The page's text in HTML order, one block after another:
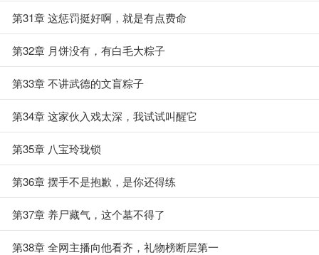
第31章 这惩罚挺好啊，就是有点费命
第32章 月饼没有，有白毛大粽子
第33章 不讲武德的文盲粽子
第34章 这家伙入戏太深，我试试叫醒它
第35章 八宝玲珑锁
第36章 摆手不是抱歉，是你还得练
第37章 养尸藏气，这个墓不得了
第38章 全网主播向他看齐，礼物榜断层第一